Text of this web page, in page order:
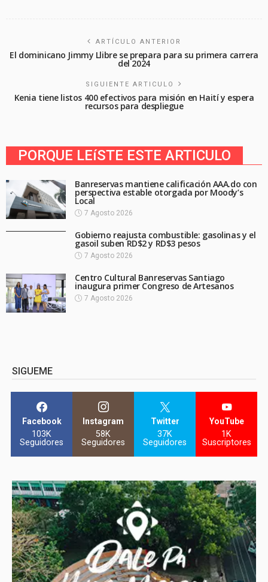
ARTÍCULO ANTERIOR
El dominicano Jimmy Llibre se prepara para su primera carrera
del 2024
SIGUIENTE ARTICULO
Kenia tiene listos 400 efectivos para misión en Haití y espera
recursos para despliegue
PORQUE LEíSTE ESTE ARTICULO
Banreservas mantiene calificación AAA.do con
perspectiva estable otorgada por Moody’s
Local
7 Agosto 2026
Gobierno reajusta combustible: gasolinas y el
gasoil suben RD$2 y RD$3 pesos
7 Agosto 2026
Centro Cultural Banreservas Santiago
inaugura primer Congreso de Artesanos
7 Agosto 2026
SIGUEME
Facebook
103K
Seguidores
Instagram
58K
Seguidores
Twitter
37K
Seguidores
YouTube
1K
Suscriptores